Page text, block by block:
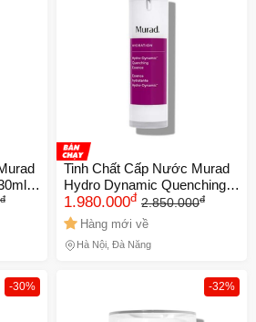
đ
Tinh Chất Cấp Nước Murad
Hydro Dynamic Quenching
Essence NK (Chính hãng)
1.980.000đ 2.850.000đ
Hàng mới về
Hà Nội, Đà Nẵng
-30% -32%
Đừng Bỏ Lỡ! 🎁
Dành Riêng Cho Bạn
cho bất kỳ đơn hàng nào.